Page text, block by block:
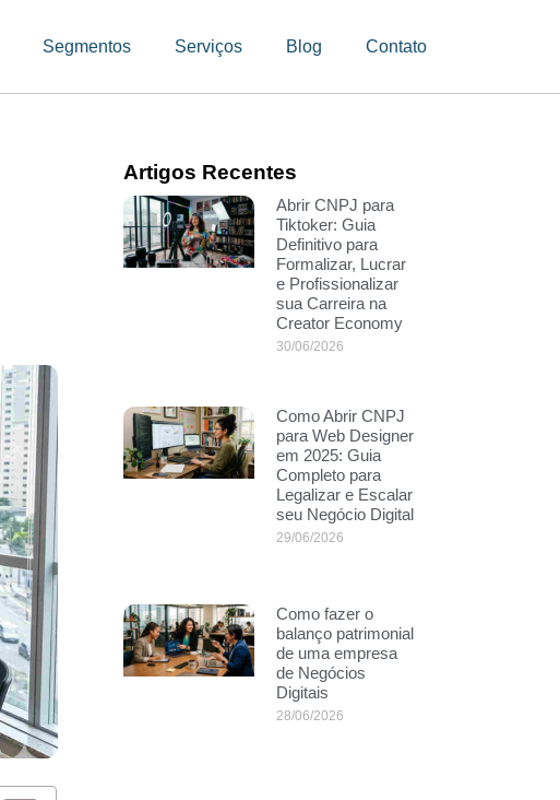
Segmentos Serviços Blog Contato
Artigos Recentes
Abrir CNPJ para
Tiktoker: Guia
Definitivo para
Formalizar, Lucrar
e Profissionalizar
sua Carreira na
Creator Economy
30/06/2026
Como Abrir CNPJ
para Web Designer
em 2025: Guia
Completo para
Legalizar e Escalar
seu Negócio Digital
29/06/2026
Como fazer o
balanço patrimonial
de uma empresa
de Negócios
Digitais
28/06/2026